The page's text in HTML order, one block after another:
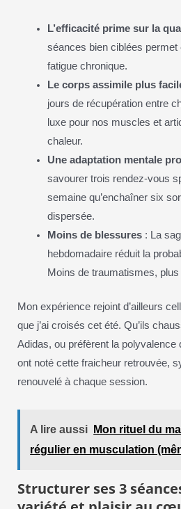
L’efficacité prime sur la
séances bien ciblées permet
fatigue chronique.
Le corps assimile plus
jours de récupération entre
luxe pour nos muscles et
chaleur.
Une adaptation mentale
savourer trois rendez-vous
semaine qu’enchaîner six
dispersée.
Moins de blessures : La
hebdomadaire réduit la
Moins de traumatismes,
Mon expérience rejoint d’ailleurs
que j’ai croisés cet été. Qu’ils
Adidas, ou préfèrent la polyvalence
ont noté cette fraicheur retrouvée,
renouvelé à chaque session.
A lire aussi
Mon rituel du
régulier en musculation
Structurer ses 3